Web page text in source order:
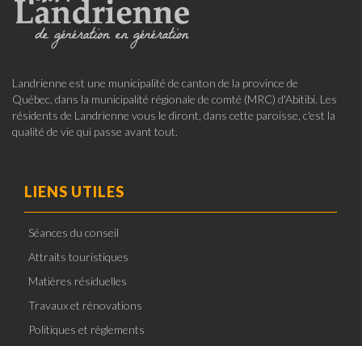
Landrienne est une municipalité de canton de la province de
Québec, dans la municipalité régionale de comté (MRC) d'Abitibi. Les
résidents de Landrienne vous le diront, dans cette paroisse, c'est la
qualité de vie qui passe avant tout.
LIENS UTILES
Séances du conseil
Attraits touristiques
Matières résiduelles
Travaux et rénovations
Politiques et règlements